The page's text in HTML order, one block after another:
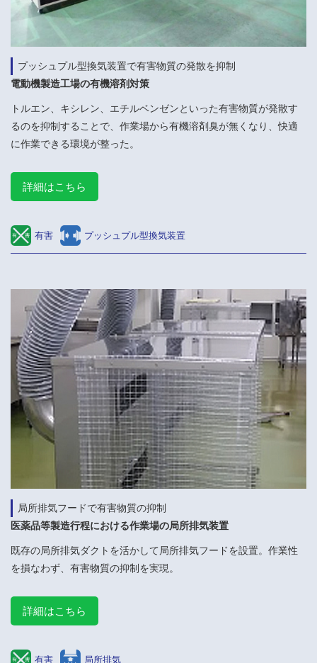
プッシュプル型換気装置で有害物質の発散を抑制
電動機製造工場の有機溶剤対策
トルエン、キシレン、エチルベンゼンといった有害物質が発散す
るのを抑制することで、作業場から有機溶剤臭が無くなり、快適
に作業できる環境が整った。
詳細はこちら
有害 プッシュプル型換気装置
局所排気フードで有害物質の抑制
医薬品等製造行程における作業場の局所排気装置
既存の局所排気ダクトを活かして局所排気フードを設置。作業性
を損なわず、有害物質の抑制を実現。
詳細はこちら
有害 局所排気